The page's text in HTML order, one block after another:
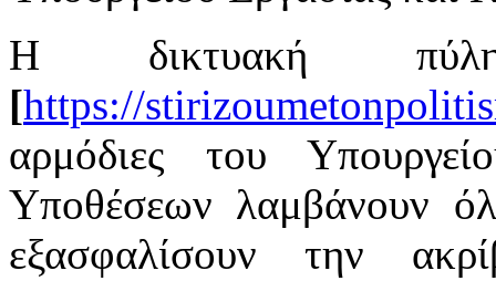
Η δικτυακή
[https://
αρμόδιες του
Υποθέσεων λαμβάνουν
εξασφαλίσουν την